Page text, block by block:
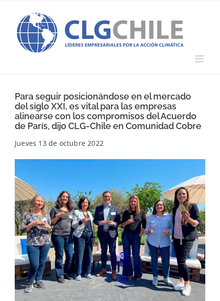
contenido
Para seguir posicionándose en el mercado
del siglo XXI, es vital para las empresas
alinearse con los compromisos del Acuerdo
de París, dijo CLG-Chile en Comunidad Cobre
Jueves 13 de octubre 2022